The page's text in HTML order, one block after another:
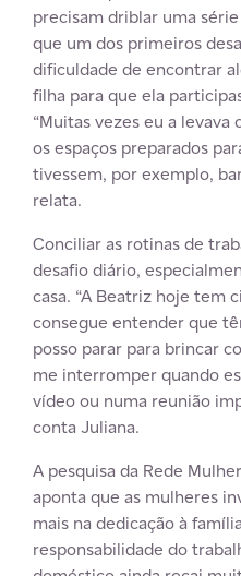
precisam driblar uma
que um dos primeiros
dificuldade de encontrar
filha para que ela
“Muitas vezes eu a
os espaços preparados
tivessem, por exemplo,
relata.
Conciliar as rotinas de
desafio diário,
casa. “A Beatriz hoje tem
consegue entender que
posso parar para brincar
me interromper quando
vídeo ou numa reunião
conta Juliana.
A pesquisa da Rede
aponta que as mulheres
mais na dedicação à
responsabilidade do